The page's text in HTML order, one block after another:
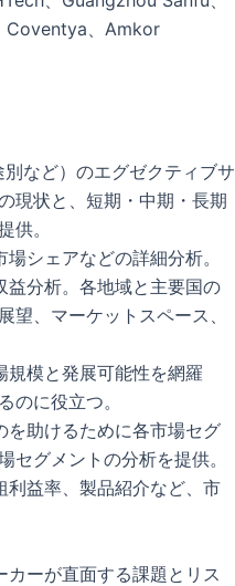
Coventya、Amkor
など）のエグゼクティブサ
現状と、短期・中期・長期
供。
シェアなどの詳細分析。
益分析。各地域と主要国の
、マーケットスペース、
模と発展可能性を網羅
のに役立つ。
助けるために各市場セグ
グメントの分析を提供。
益率、製品紹介など、市
ーが直面する課題とリス